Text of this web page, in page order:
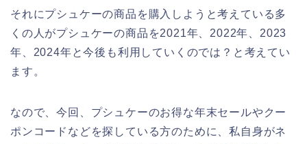
それにプシュケーの商品を購入しようと考えている多
くの人がプシュケーの商品を2021年、2022年、2023
年、2024年と今後も利用していくのでは？と考えてい
ます。
なので、今回、プシュケーのお得な年末セールやクー
ポンコードなどを探している方のために、私自身がネ